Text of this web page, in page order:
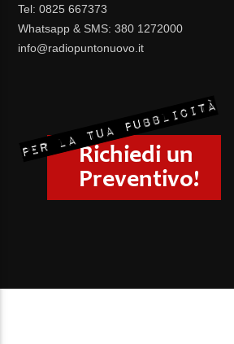
Tel: 0825 667373
Whatsapp & SMS: 380 1272000
info@radiopuntonuovo.it